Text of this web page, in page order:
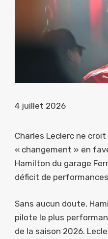
4 juillet 2026
Charles Leclerc ne croit
« changement » en
Hamilton du garage
déficit de performances
Sans aucun doute,
pilote le plus
de la saison 2026.